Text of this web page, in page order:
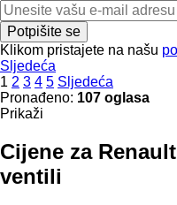
Potpišite se
Klikom pristajete na našu
Sljedeća
1 2 3 4 5 Sljedeća
Pronađeno: 107 oglasa
Prikaži
Cijene za
ventili